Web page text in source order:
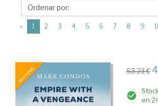
Hurst
&
« 1 (current)
2 3 4 5 6 7 8 9
53,23 €
en